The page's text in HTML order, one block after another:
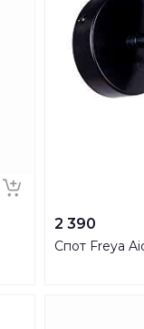
2 390
Спот Freya